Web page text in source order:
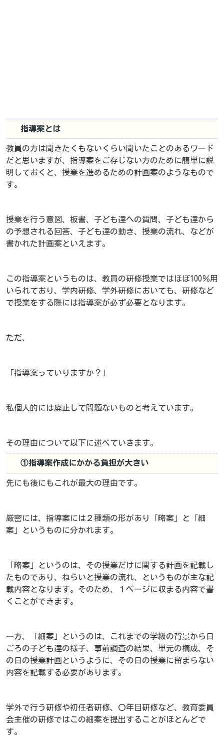
指導案とは
教員の方は聞きたくもないくらい聞いたことのあるワード
だと思いますが、指導案をご存じない方のために簡単に説
明しておくと、授業を進めるための計画案のようなもので
す。
授業を行う意図、板書、子ども達への質問、子ども達から
の予想される回答、子ども達の動き、授業の流れ、などが
書かれた計画案といえます。
この指導案というものは、教員の研修授業ではほぼ100％用
いられており、学内研修、学外研修においても、研修など
で授業をする際には指導案が必ず必要となります。
ただ、
「指導案っていりますか？」
私個人的には廃止して問題ないものと考えています。
その理由について以下に述べていきます。
①指導案作成にかかる負担が大きい
先にも後にもこれが最大の理由です。
厳密には、指導案には２種類の形があり「略案」と「細
案」というものに分かれます。
「略案」というのは、その授業だけに関する計画を記載し
たものであり、ねらいと授業の流れ、というものが主な記
載内容となります。そのため、１ページに収まる内容で書
くことができます。
一方、「細案」というのは、これまでの学級の背景から日
ごろの子ども達の様子、事前調査の結果、単元の構成、そ
の日の授業計画というように、その日の授業に留まらない
内容を記載する必要があります。
学外で行う研修や初任者研修、〇年目研修など、教育委員
会主催の研修ではこの細案を提出することがほとんどで
す。